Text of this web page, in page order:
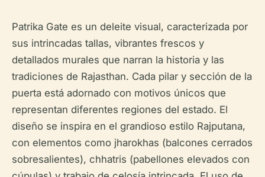
Patrika Gate es un deleite visual, caracterizada por
sus intrincadas tallas, vibrantes frescos y
detallados murales que narran la historia y las
tradiciones de Rajasthan. Cada pilar y sección de la
puerta está adornado con motivos únicos que
representan diferentes regiones del estado. El
diseño se inspira en el grandioso estilo Rajputana,
con elementos como jharokhas (balcones cerrados
sobresalientes), chhatris (pabellones elevados con